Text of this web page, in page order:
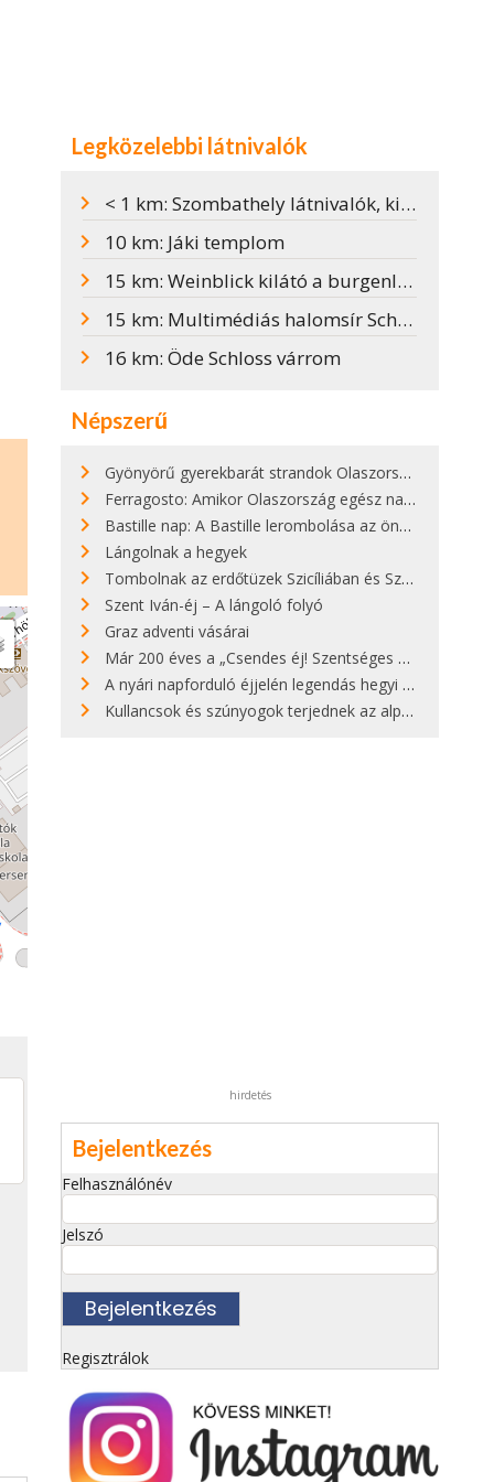
Legközelebbi látnivalók
< 1 km: Szombathely látnivalók, kirándulóhelyek és programok
10 km: Jáki templom
15 km: Weinblick kilátó a burgenlandi borvidéken
15 km: Multimédiás halomsír Schandorfban
16 km: Öde Schloss várrom
Népszerű
Gyönyörű gyerekbarát strandok Olaszországban - megmutatjuk a 15 legjobbat
Ferragosto: Amikor Olaszország egész nap nyaral
Bastille nap: A Bastille lerombolása az önkényuralom végét jelentette
Lángolnak a hegyek
Tombolnak az erdőtüzek Szicíliában és Szardínián
Szent Iván-éj – A lángoló folyó
Graz adventi vásárai
Már 200 éves a „Csendes éj! Szentséges éj!”
A nyári napforduló éjjelén legendás hegyi tüzek világítják meg Zugspitzét
Kullancsok és szúnyogok terjednek az alpesi legelőkön
hirdetés
Bejelentkezés
Felhasználónév
Jelszó
Regisztrálok